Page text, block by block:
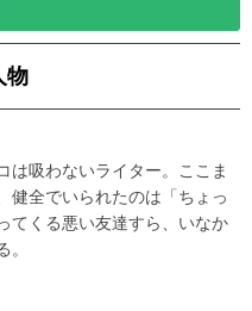
物
は吸わないライター。ここま
健全でいられたのは「ちょっ
てくる悪い友達すら、いなか
。